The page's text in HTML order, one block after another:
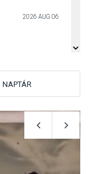
2026 AUG 06
NAPTÁR